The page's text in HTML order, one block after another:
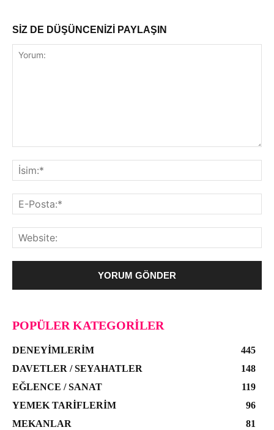
SİZ DE DÜŞÜNCENİZİ PAYLAŞIN
POPÜLER KATEGORILER
DENEYIMLERIM
445
DAVETLER / SEYAHATLER
148
EĞLENCE / SANAT
119
YEMEK TARIFLERIM
96
MEKANLAR
81